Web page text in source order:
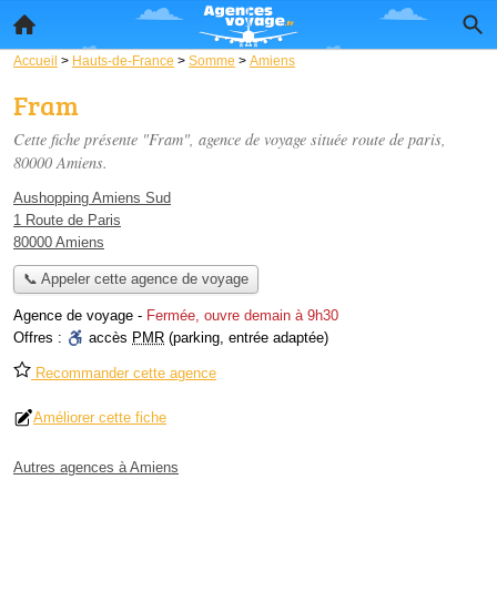
Accueil > Hauts-de-France > Somme > Amiens
Fram
Cette fiche présente "Fram", agence de voyage située route de paris,
80000 Amiens.
Aushopping Amiens Sud
1 Route de Paris
80000 Amiens
📞 Appeler cette agence de voyage
Agence de voyage - Fermée, ouvre demain à 9h30
Offres :
accès PMR (parking, entrée adaptée)
Recommander cette agence
Améliorer cette fiche
Autres agences à Amiens